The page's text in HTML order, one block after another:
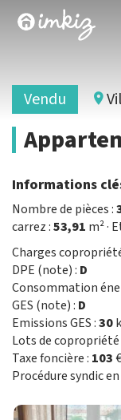
Vendu
Informations
Nombre de pièces :
carrez :53,91 m² ·
Charges
DPE (note) : D
Consommation
GES (note) : D
Emissions GES :30
Lots de
Taxe foncière : 103
Procédure syndic